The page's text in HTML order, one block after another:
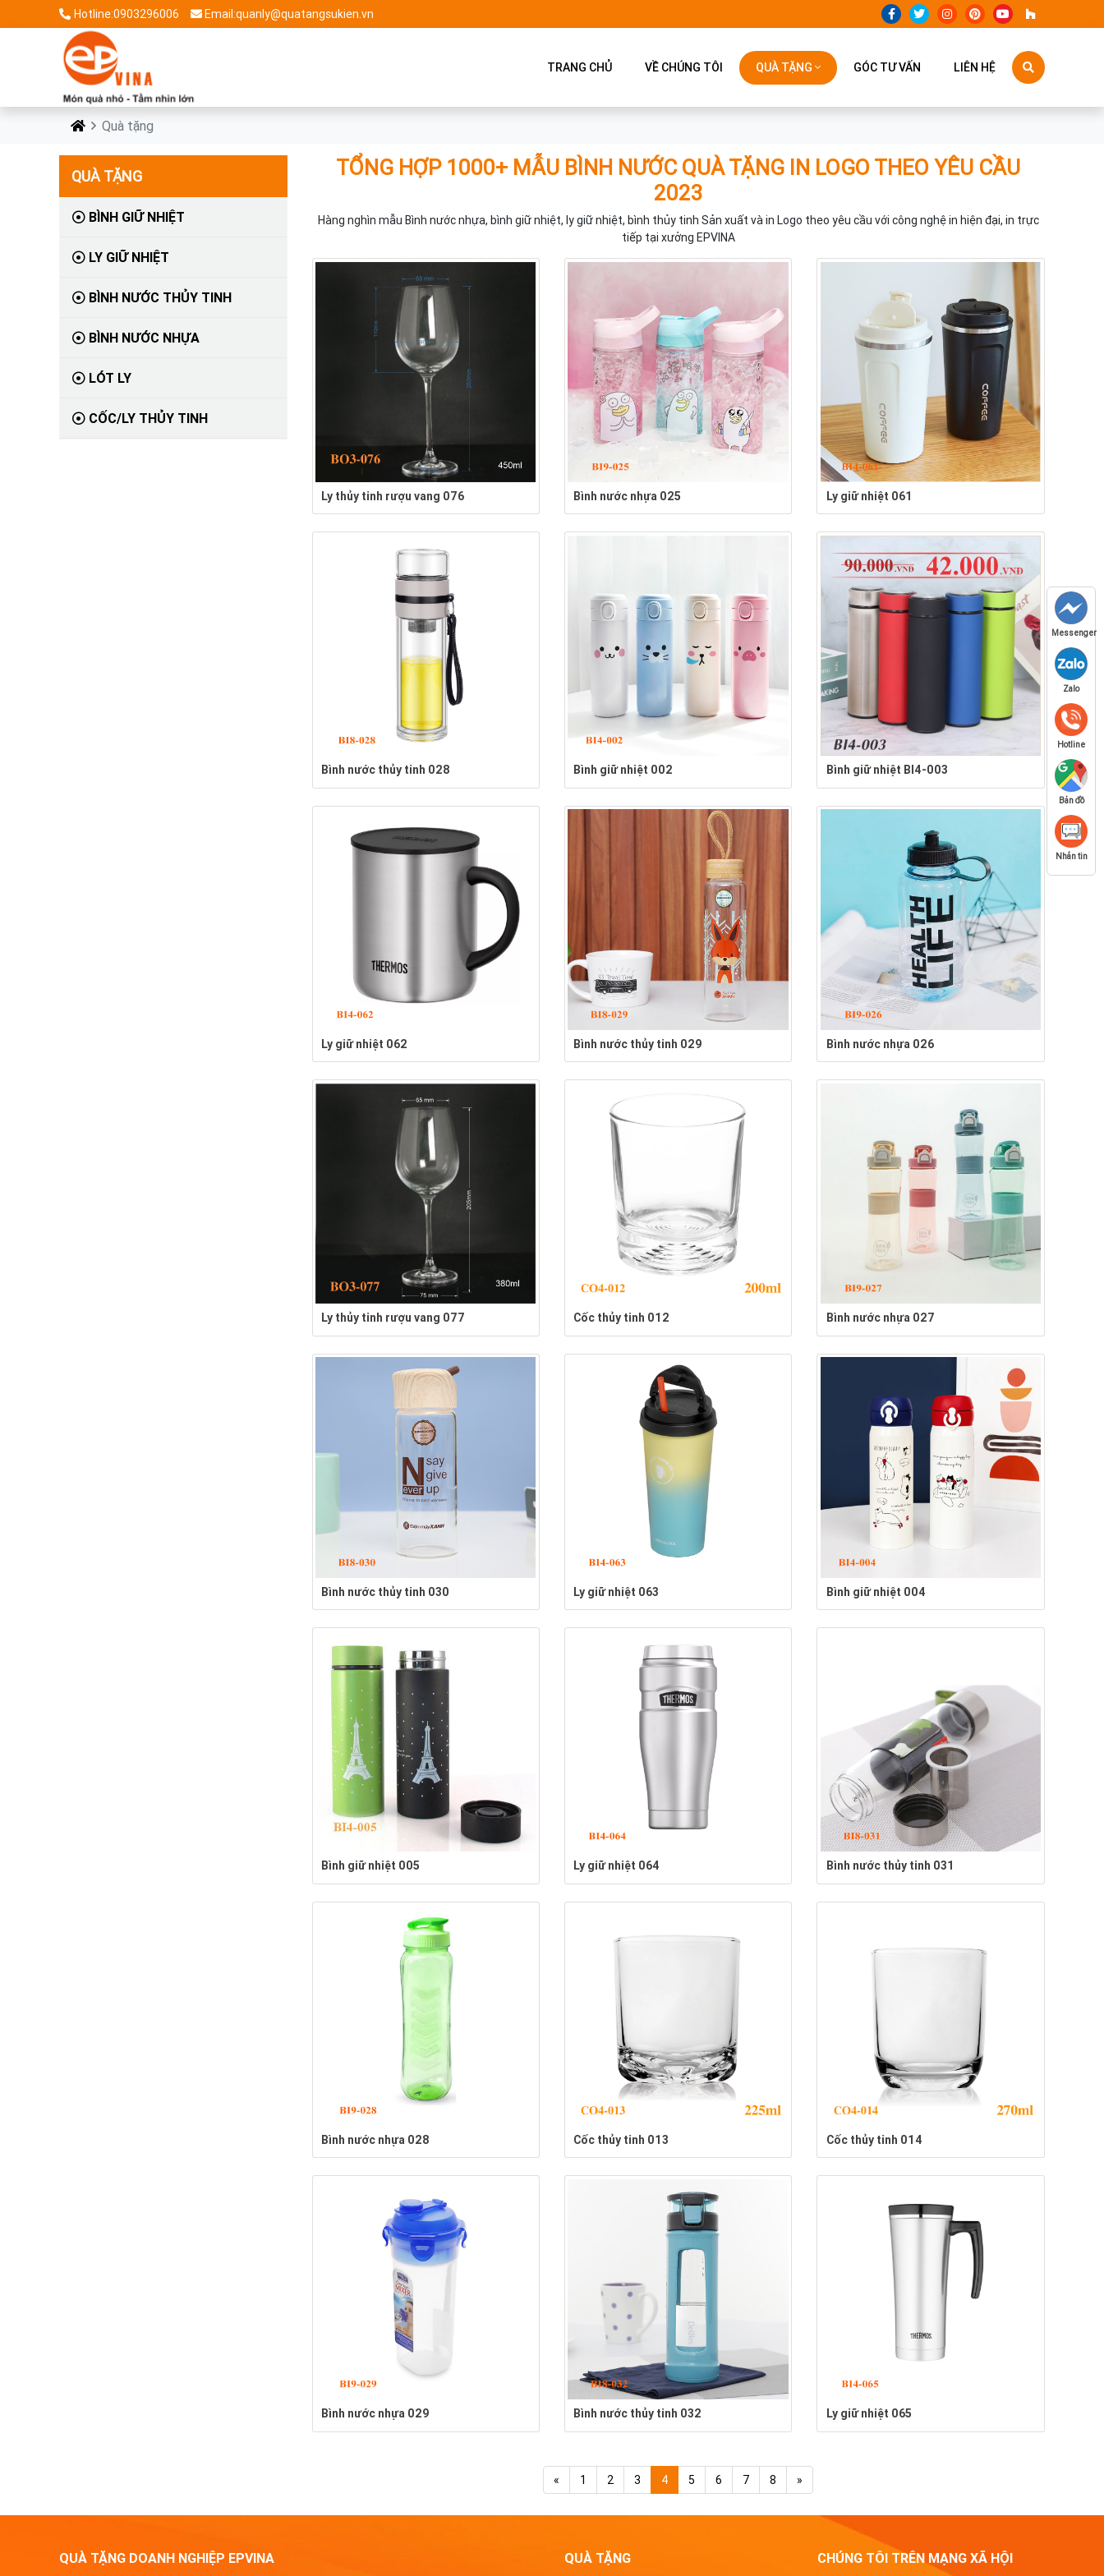
Hotline:0903296006 Email:quanly@quatangsukien.vn
TRANG CHỦ VỀ CHÚNG TÔI QUÀ TẶNG GÓC TƯ VẤN LIÊN HỆ
Quà tặng
QUÀ TẶNG
BÌNH GIỮ NHIỆT
LY GIỮ NHIỆT
BÌNH NƯỚC THỦY TINH
BÌNH NƯỚC NHỰA
LÓT LY
CỐC/LY THỦY TINH
TỔNG HỢP 1000+ MẪU BÌNH NƯỚC QUÀ TẶNG IN LOGO THEO YÊU CẦU
2023
Hàng nghìn mẫu Bình nước nhựa, bình giữ nhiệt, ly giữ nhiệt, bình thủy tinh Sản xuất và in Logo theo yêu cầu với công nghệ in hiện đại, in trực
tiếp tại xưởng EPVINA
Ly thủy tinh rượu vang 076 Bình nước nhựa 025 Ly giữ nhiệt 061
Bình nước thủy tinh 028 Bình giữ nhiệt 002 Bình giữ nhiệt BI4-003
Ly giữ nhiệt 062 Bình nước thủy tinh 029 Bình nước nhựa 026
Ly thủy tinh rượu vang 077 Cốc thủy tinh 012 Bình nước nhựa 027
Bình nước thủy tinh 030 Ly giữ nhiệt 063 Bình giữ nhiệt 004
Bình giữ nhiệt 005 Ly giữ nhiệt 064 Bình nước thủy tinh 031
Bình nước nhựa 028 Cốc thủy tinh 013 Cốc thủy tinh 014
Bình nước nhựa 029 Bình nước thủy tinh 032 Ly giữ nhiệt 065
« 1 2 3 4 5 6 7 8 »
QUÀ TẶNG DOANH NGHIỆP EPVINA QUÀ TẶNG CHÚNG TÔI TRÊN MẠNG XÃ HỘI
Messenger
Zalo
Hotline
Bản đồ
Nhắn tin